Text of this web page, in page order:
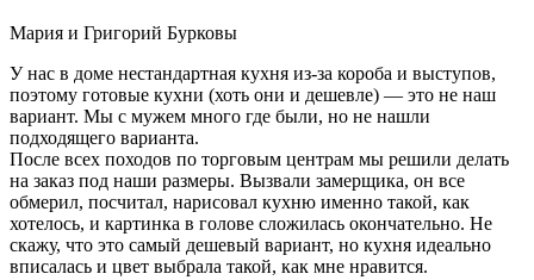
Мария и Григорий Бурковы
У нас в доме нестандартная кухня из-за короба и выступов,
поэтому готовые кухни (хоть они и дешевле) — это не наш
вариант. Мы с мужем много где были, но не нашли
подходящего варианта.
После всех походов по торговым центрам мы решили делать
на заказ под наши размеры. Вызвали замерщика, он все
обмерил, посчитал, нарисовал кухню именно такой, как
хотелось, и картинка в голове сложилась окончательно. Не
скажу, что это самый дешевый вариант, но кухня идеально
вписалась и цвет выбрала такой, как мне нравится.